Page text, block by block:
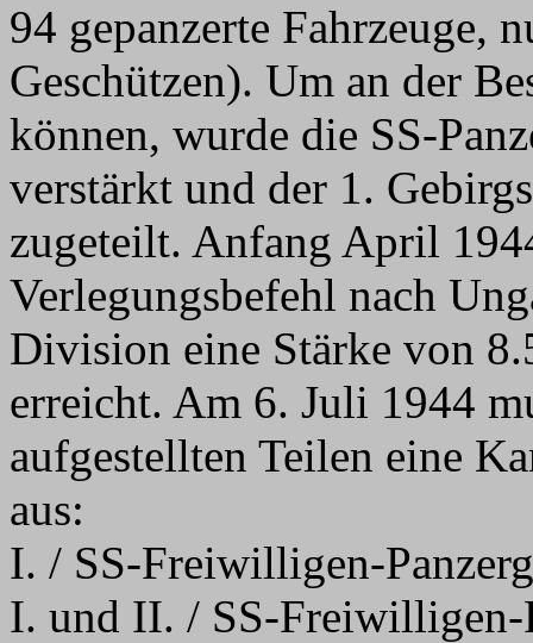
94 gepanzerte Fahrzeuge,
Geschützen). Um an der
können, wurde die SS-
verstärkt und der 1.
zugeteilt. Anfang April
Verlegungsbefehl nach
Division eine Stärke von
erreicht. Am 6. Juli 1944
aufgestellten Teilen eine
aus:
I. / SS-Freiwilligen-
I. und II. / SS-Freiwilligen-